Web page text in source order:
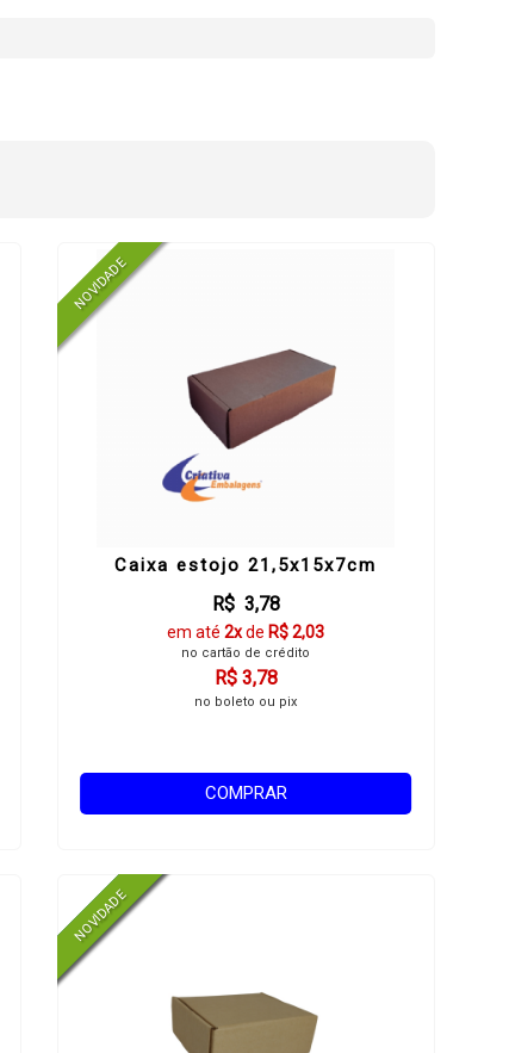
Caixa estojo 21,5x15x7cm
R$ 3,78
em até2xde R$ 2,03
no cartão de crédito
R$ 3,78
no boleto ou pix
COMPRAR